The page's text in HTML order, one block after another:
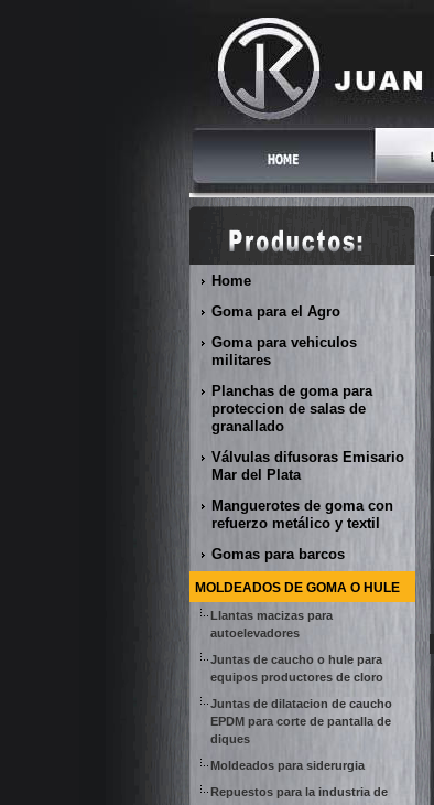
Home
Goma para el Agro
Goma para vehiculos
militares
Planchas de goma para
proteccion de salas de
granallado
Válvulas difusoras Emisario
Mar del Plata
Manguerotes de goma con
refuerzo metálico y textil
Gomas para barcos
MOLDEADOS DE GOMA O HULE
Llantas macizas para
autoelevadores
Juntas de caucho o hule para
equipos productores de cloro
Juntas de dilatacion de caucho
EPDM para corte de pantalla de
diques
Moldeados para siderurgia
Repuestos para la industria de